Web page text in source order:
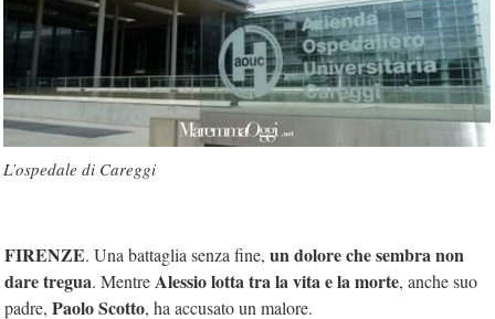
L’ospedale di Careggi
FIRENZE. Una battaglia senza fine, un dolore che sembra non
dare tregua. MentreAlessio lotta tra la vita e la morte, anche suo
padre, Paolo Scotto, ha accusato un malore.